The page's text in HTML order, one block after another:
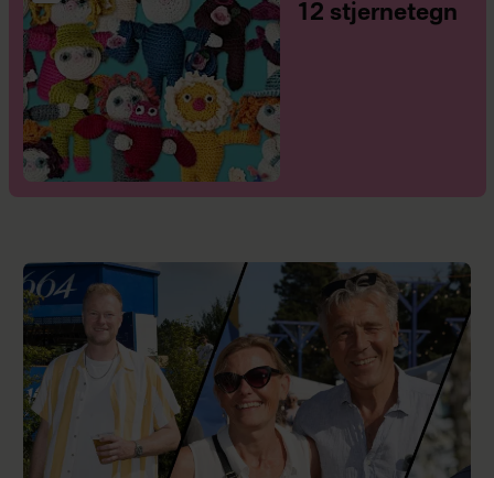
12 stjernetegn